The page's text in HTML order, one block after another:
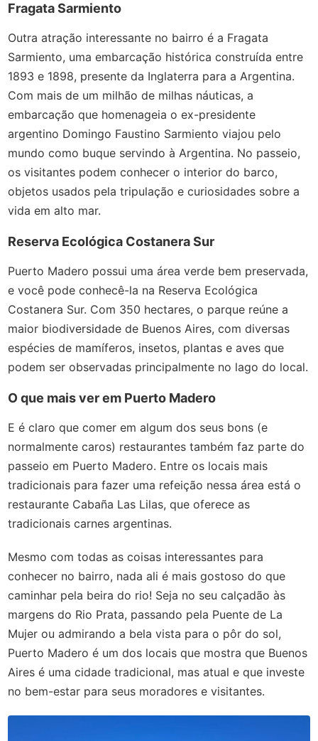
Fragata Sarmiento
Outra atração interessante no bairro é a Fragata
Sarmiento, uma embarcação histórica construída entre
1893 e 1898, presente da Inglaterra para a Argentina.
Com mais de um milhão de milhas náuticas, a
embarcação que homenageia o ex-presidente
argentino Domingo Faustino Sarmiento viajou pelo
mundo como buque servindo à Argentina. No passeio,
os visitantes podem conhecer o interior do barco,
objetos usados pela tripulação e curiosidades sobre a
vida em alto mar.
Reserva Ecológica Costanera Sur
Puerto Madero possui uma área verde bem preservada,
e você pode conhecê-la na Reserva Ecológica
Costanera Sur. Com 350 hectares, o parque reúne a
maior biodiversidade de Buenos Aires, com diversas
espécies de mamíferos, insetos, plantas e aves que
podem ser observadas principalmente no lago do local.
O que mais ver em Puerto Madero
E é claro que comer em algum dos seus bons (e
normalmente caros) restaurantes também faz parte do
passeio em Puerto Madero. Entre os locais mais
tradicionais para fazer uma refeição nessa área está o
restaurante Cabaña Las Lilas, que oferece as
tradicionais carnes argentinas.
Mesmo com todas as coisas interessantes para
conhecer no bairro, nada ali é mais gostoso do que
caminhar pela beira do rio! Seja no seu calçadão às
margens do Rio Prata, passando pela Puente de La
Mujer ou admirando a bela vista para o pôr do sol,
Puerto Madero é um dos locais que mostra que Buenos
Aires é uma cidade tradicional, mas atual e que investe
no bem-estar para seus moradores e visitantes.